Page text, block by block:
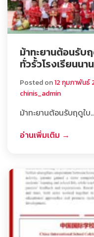
ม้าทะยานต้อนรับ
ทั่วรั้วโรงเรียนนา
Posted on12 กุมภาพันธ์
chinis_admin
ม้าทะยานต้อนรับฤดูใบ
อ่านเพิ่มเติม →